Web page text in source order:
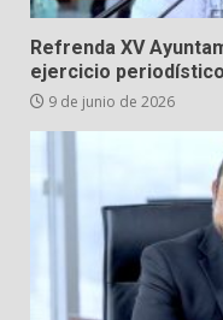
Refrenda XV
ejercicio
9 de junio de 2026